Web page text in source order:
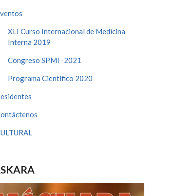
XLI Curso Internacional de Medicina
Interna 2019
Congreso SPMI -2021
Programa Cientifico 2020